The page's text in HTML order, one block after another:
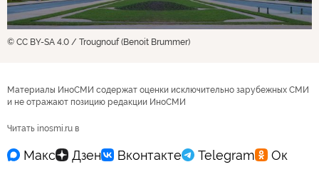
© CC BY-SA 4.0 / Trougnouf (Benoit Brummer)
Материалы ИноСМИ содержат оценки исключительно зарубежных СМИ
и не отражают позицию редакции ИноСМИ
Читать inosmi.ru в